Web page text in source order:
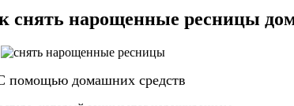
снять нарощенные ресницы
помощью домашних средств